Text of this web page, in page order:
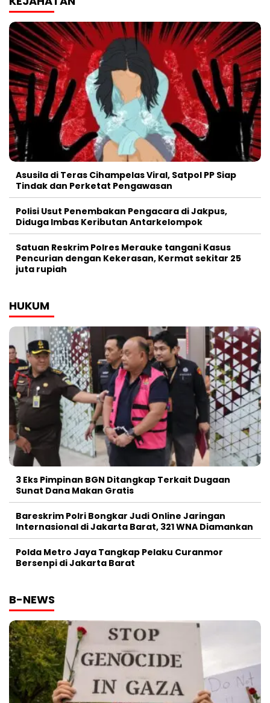
Asusila di Teras Cihampelas Viral, Satpol PP Siap
Tindak dan Perketat Pengawasan
Polisi Usut Penembakan Pengacara di Jakpus,
Diduga Imbas Keributan Antarkelompok
Satuan Reskrim Polres Merauke tangani Kasus
Pencurian dengan Kekerasan, Kermat sekitar 25
juta rupiah
HUKUM
3 Eks Pimpinan BGN Ditangkap Terkait Dugaan
Sunat Dana Makan Gratis
Bareskrim Polri Bongkar Judi Online Jaringan
Internasional di Jakarta Barat, 321 WNA Diamankan
Polda Metro Jaya Tangkap Pelaku Curanmor
Bersenpi di Jakarta Barat
B-NEWS